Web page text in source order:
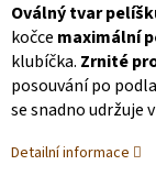
Oválný tvar
kočce maximální
klubíčka. Zrnité
posouvání po
se snadno udržuje
Detailní informace